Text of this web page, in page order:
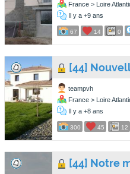
France > Loire
Il y a +9 ans
67 14 0
[44]
teampvh
France > Loire
Il y a +8 ans
300 45 12
[44] Notre